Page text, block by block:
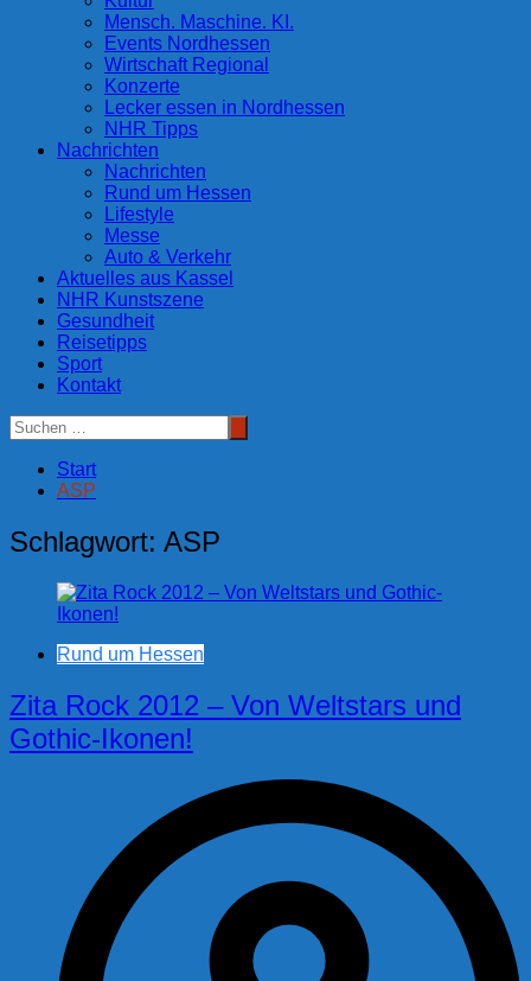
Mensch. Maschine. KI.
Events Nordhessen
Wirtschaft Regional
Konzerte
Lecker essen in Nordhessen
NHR Tipps
Nachrichten
Nachrichten
Rund um Hessen
Lifestyle
Messe
Auto & Verkehr
Aktuelles aus Kassel
NHR Kunstszene
Gesundheit
Reisetipps
Sport
Kontakt
Start
ASP
Schlagwort: ASP
Rund um Hessen
Zita Rock 2012 – Von Weltstars und
Gothic-Ikonen!